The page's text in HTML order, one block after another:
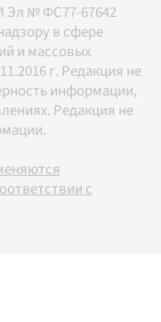
Эл № ФС77-67642
в сфере
и массовых
г. Редакция не
информации,
Редакция не
с